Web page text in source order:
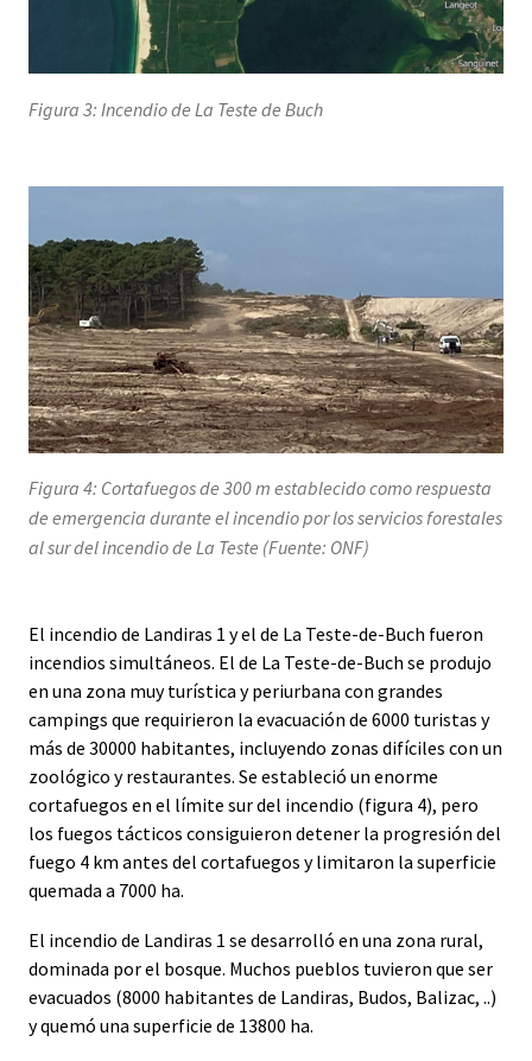
Figura 3: Incendio de La Teste de Buch
Figura 4: Cortafuegos de 300 m establecido como respuesta
de emergencia durante el incendio por los servicios forestales
al sur del incendio de La Teste (Fuente: ONF)
El incendio de Landiras 1 y el de La Teste-de-Buch fueron
incendios simultáneos. El de La Teste-de-Buch se produjo
en una zona muy turística y periurbana con grandes
campings que requirieron la evacuación de 6000 turistas y
más de 30000 habitantes, incluyendo zonas difíciles con un
zoológico y restaurantes. Se estableció un enorme
cortafuegos en el límite sur del incendio (figura 4), pero
los fuegos tácticos consiguieron detener la progresión del
fuego 4 km antes del cortafuegos y limitaron la superficie
quemada a 7000 ha.
El incendio de Landiras 1 se desarrolló en una zona rural,
dominada por el bosque. Muchos pueblos tuvieron que ser
evacuados (8000 habitantes de Landiras, Budos, Balizac, ..)
y quemó una superficie de 13800 ha.